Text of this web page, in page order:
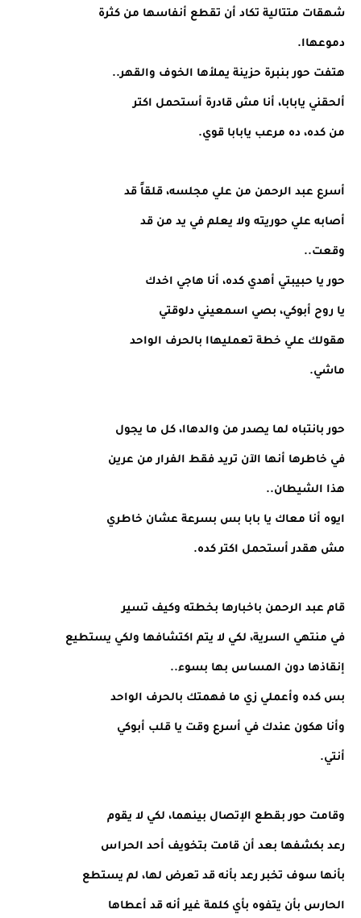
شهقات متتالية تكاد أن تقطع أنفاسها من كثرة
دموعهاا.
هتفت حور بنبرة حزينة يملأها الخوف والقهر..
ألحقني يابابا، أنا مش قادرة أستحمل اكتر
من كده، ده مرعب يابابا قوي.
أسرع عبد الرحمن من علي مجلسه، قلقاً قد
أصابه علي حوريته ولا يعلم في يد من قد
وقعت..
حور يا حبيبتي أهدي كده، أنا هاجي اخدك
يا روح أبوكي، بصي اسمعيني دلوقتي
هقولك علي خطة تعمليهاا بالحرف الواحد
ماشي.
حور بانتباه لما يصدر من والدهاا، كل ما يجول
في خاطرها أنها الآن تريد فقط الفرار من عرين
هذا الشيطان..
ايوه أنا معاك يا بابا بس بسرعة عشان خاطري
مش هقدر أستحمل اكتر كده.
قام عبد الرحمن باخبارها بخطته وكيف تسير
في منتهي السرية، لكي لا يتم اكتشافها ولكي يستطيع
إنقاذها دون المساس بها بسوء..
بس كده وأعملي زي ما فهمتك بالحرف الواحد
وأنا هكون عندك في أسرع وقت يا قلب أبوكي
أنتي.
وقامت حور بقطع الإتصال بينهما، لكي لا يقوم
رعد بكشفها بعد أن قامت بتخويف أحد الحراس
بأنها سوف تخبر رعد بأنه قد تعرض لها، لم يستطع
الحارس بأن يتفوه بأي كلمة غير أنه قد أعطاها